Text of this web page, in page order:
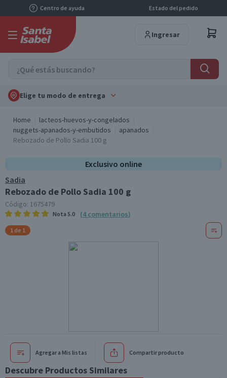
Centro de ayuda Estado del pedido
Ingresar
Elige tu modo de entrega
Home
lacteos-huevos-y-congelados
nuggets-apanados-y-embutidos
apanados
Rebozado de Pollo Sadia 100 g
Exclusivo online
Sadia
Rebozado de Pollo Sadia 100 g
Código: 1675479
Nota 5.0 (4 comentarios)
1 de 1
Agregar a Mis listas Compartir producto
Descubre Productos Similares